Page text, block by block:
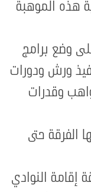
هذه الموهبة
وضع برامج
ورش ودورات
وقدرات
الفرقة حتى
إقامة النوادي